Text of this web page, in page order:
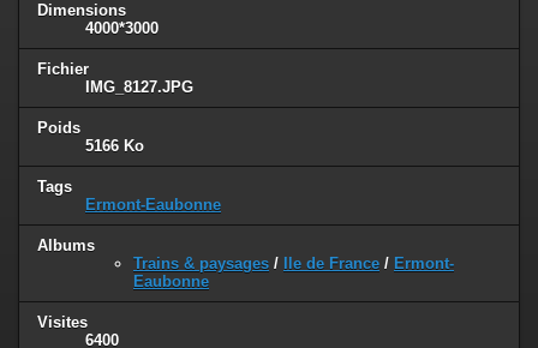
Dimensions
4000*3000
Fichier
IMG_8127.JPG
Poids
5166 Ko
Tags
Ermont-Eaubonne
Albums
Trains & paysages / Ile de France / Ermont-
Eaubonne
Visites
6400